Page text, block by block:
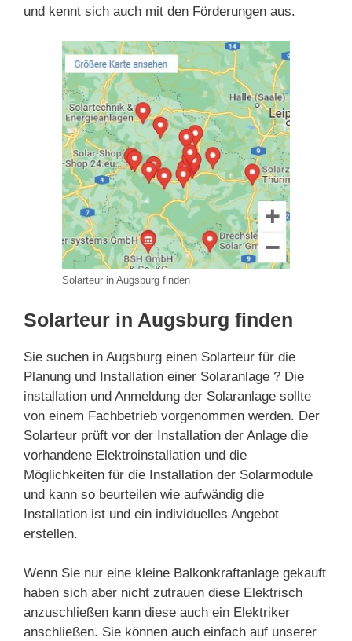
und kennt sich auch mit den Förderungen aus.
Solarteur in Augsburg finden
Solarteur in Augsburg finden
Sie suchen in Augsburg einen Solarteur für die
Planung und Installation einer Solaranlage ? Die
installation und Anmeldung der Solaranlage sollte
von einem Fachbetrieb vorgenommen werden. Der
Solarteur prüft vor der Installation der Anlage die
vorhandene Elektroinstallation und die
Möglichkeiten für die Installation der Solarmodule
und kann so beurteilen wie aufwändig die
Installation ist und ein individuelles Angebot
erstellen.
Wenn Sie nur eine kleine Balkonkraftanlage gekauft
haben sich aber nicht zutrauen diese Elektrisch
anzuschließen kann diese auch ein Elektriker
anschließen. Sie können auch einfach auf unserer